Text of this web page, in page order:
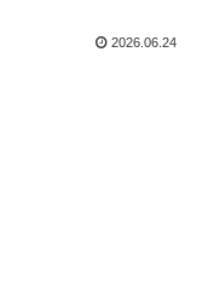
2026.06.24